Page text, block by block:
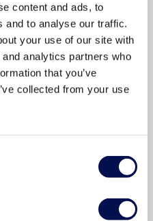
content and ads, to
and to analyse our traffic.
your use of our site with
analytics partners who
that you’ve
collected from your use
KTM Motohall,
és dinamizmus a